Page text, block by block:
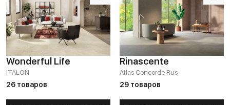
Wonderful Life
ITALON
26 товаров
Rinascente
Atlas Concorde Rus
29 товаров